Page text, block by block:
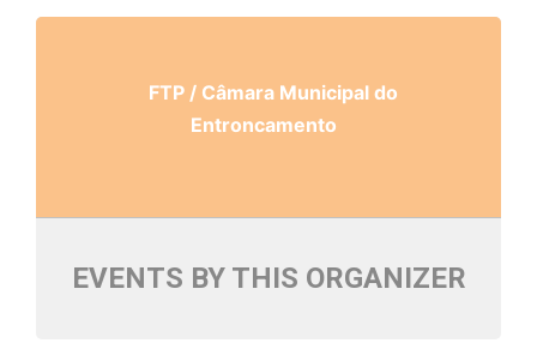
FTP / Câmara Municipal do
Entroncamento
EVENTS BY THIS ORGANIZER